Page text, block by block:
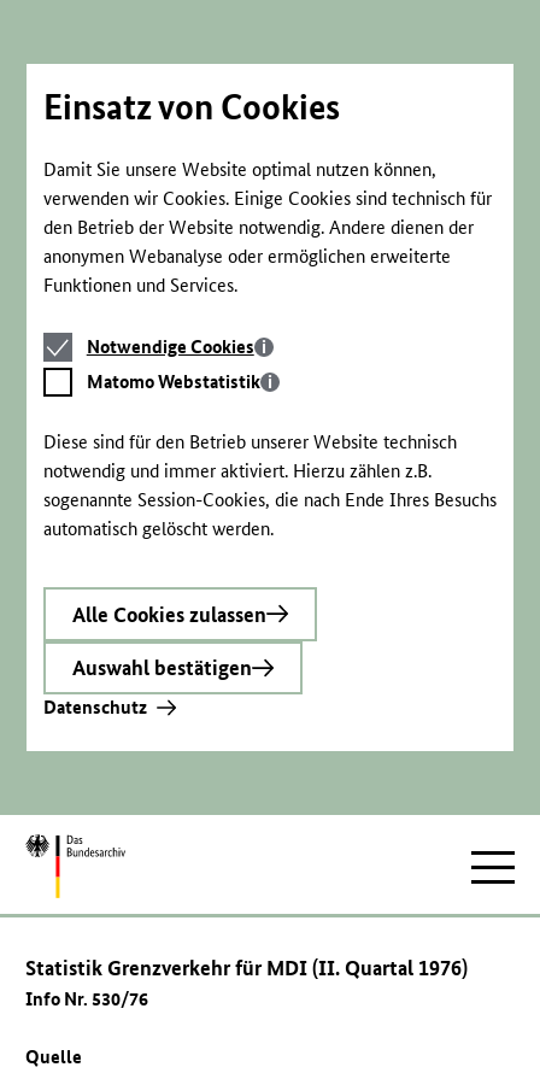
Einsatz von Cookies
Damit Sie unsere Website optimal nutzen können,
verwenden wir Cookies. Einige Cookies sind technisch für
den Betrieb der Website notwendig. Andere dienen der
anonymen Webanalyse oder ermöglichen erweiterte
Funktionen und Services.
Notwendige
Cookies
Notwendige Cookies
Matomo
Webstatistik
Matomo Webstatistik
Diese sind für den Betrieb unserer Website technisch
notwendig und immer aktiviert. Hierzu zählen z.B.
sogenannte Session-Cookies, die nach Ende Ihres Besuchs
automatisch gelöscht werden.
Alle Cookies zulassen
Auswahl bestätigen
Datenschutz
Zur
Statistik Grenzverkehr für MDI (II. Quartal 1976)
Info Nr. 530/76
Quelle